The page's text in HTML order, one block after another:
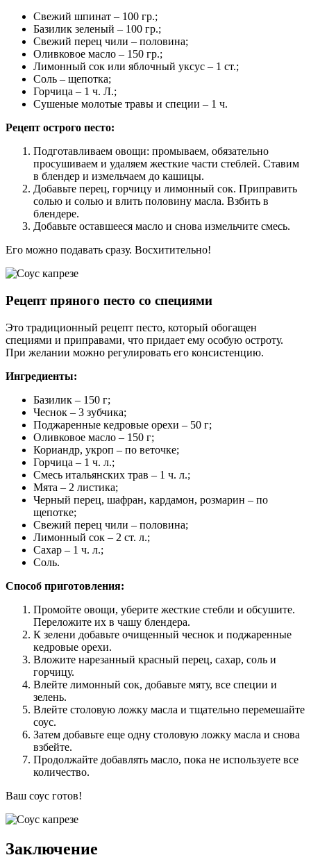
Свежий шпинат – 100 гр.;
Базилик зеленый – 100 гр.;
Свежий перец чили – половина;
Оливковое масло – 150 гр.;
Лимонный сок или яблочный уксус – 1 ст.;
Соль – щепотка;
Горчица – 1 ч. Л.;
Сушеные молотые травы и специи – 1 ч.
Рецепт острого песто:
Подготавливаем овощи: промываем, обязательно
просушиваем и удаляем жесткие части стеблей. Ставим
в блендер и измельчаем до кашицы.
Добавьте перец, горчицу и лимонный сок. Приправить
солью и солью и влить половину масла. Взбить в
блендере.
Добавьте оставшееся масло и снова измельчите смесь.
Его можно подавать сразу. Восхитительно!
Рецепт пряного песто со специями
Это традиционный рецепт песто, который обогащен
специями и приправами, что придает ему особую остроту.
При желании можно регулировать его консистенцию.
Ингредиенты:
Базилик – 150 г;
Чеснок – 3 зубчика;
Поджаренные кедровые орехи – 50 г;
Оливковое масло – 150 г;
Кориандр, укроп – по веточке;
Горчица – 1 ч. л.;
Смесь итальянских трав – 1 ч. л.;
Мята – 2 листика;
Черный перец, шафран, кардамон, розмарин – по
щепотке;
Свежий перец чили – половина;
Лимонный сок – 2 ст. л.;
Сахар – 1 ч. л.;
Соль.
Способ приготовления:
Промойте овощи, уберите жесткие стебли и обсушите.
Переложите их в чашу блендера.
К зелени добавьте очищенный чеснок и поджаренные
кедровые орехи.
Вложите нарезанный красный перец, сахар, соль и
горчицу.
Влейте лимонный сок, добавьте мяту, все специи и
зелень.
Влейте столовую ложку масла и тщательно перемешайте
соус.
Затем добавьте еще одну столовую ложку масла и снова
взбейте.
Продолжайте добавлять масло, пока не используете все
количество.
Ваш соус готов!
Заключение